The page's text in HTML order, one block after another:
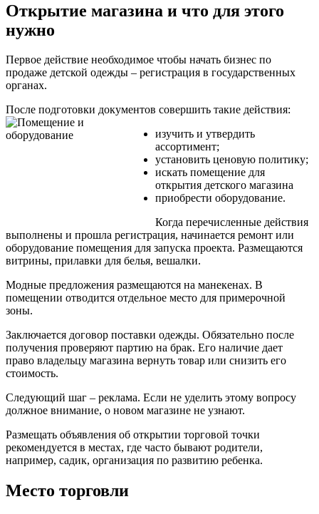
Открытие магазина и что для этого
нужно
Первое действие необходимое чтобы начать бизнес по
продаже детской одежды – регистрация в государственных
органах.
После подготовки документов совершить такие действия:
изучить и утвердить
ассортимент;
установить ценовую политику;
искать помещение для
открытия детского магазина
приобрести оборудование.
Когда перечисленные действия
выполнены и прошла регистрация, начинается ремонт или
оборудование помещения для запуска проекта. Размещаются
витрины, прилавки для белья, вешалки.
Модные предложения размещаются на манекенах. В
помещении отводится отдельное место для примерочной
зоны.
Заключается договор поставки одежды. Обязательно после
получения проверяют партию на брак. Его наличие дает
право владельцу магазина вернуть товар или снизить его
стоимость.
Следующий шаг – реклама. Если не уделить этому вопросу
должное внимание, о новом магазине не узнают.
Размещать объявления об открытии торговой точки
рекомендуется в местах, где часто бывают родители,
например, садик, организация по развитию ребенка.
Место торговли